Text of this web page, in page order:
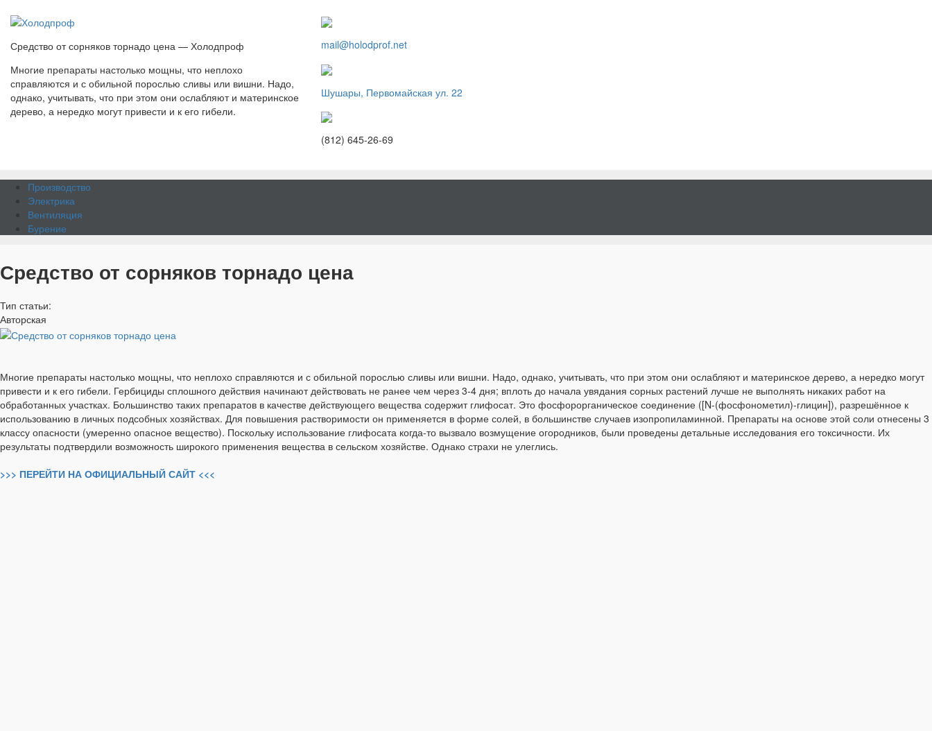
Средство от сорняков торнадо цена — Холодпроф
Многие препараты настолько мощны, что неплохо
справляются и с обильной порослью сливы или вишни. Надо,
однако, учитывать, что при этом они ослабляют и материнское
дерево, а нередко могут привести и к его гибели.
mail@holodprof.net
Шушары, Первомайская ул. 22
(812) 645-26-69
Производство
Электрика
Вентиляция
Бурение
Средство от сорняков торнадо цена
Тип статьи:
Авторская
Многие препараты настолько мощны, что неплохо справляются и с обильной порослью сливы или вишни. Надо, однако, учитывать, что при этом они ослабляют и материнское дерево, а нередко могут
привести и к его гибели. Гербициды сплошного действия начинают действовать не ранее чем через 3-4 дня; вплоть до начала увядания сорных растений лучше не выполнять никаких работ на
обработанных участках. Большинство таких препаратов в качестве действующего вещества содержит глифосат. Это фосфорорганическое соединение ([N-(фосфонометил)-глицин]), разрешённое к
использованию в личных подсобных хозяйствах. Для повышения растворимости он применяется в форме солей, в большинстве случаев изопропиламинной. Препараты на основе этой соли отнесены 3
классу опасности (умеренно опасное вещество). Поскольку использование глифосата когда-то вызвало возмущение огородников, были проведены детальные исследования его токсичности. Их
результаты подтвердили возможность широкого применения вещества в сельском хозяйстве. Однако страхи не улеглись.
>>> ПЕРЕЙТИ НА ОФИЦИАЛЬНЫЙ САЙТ <<<